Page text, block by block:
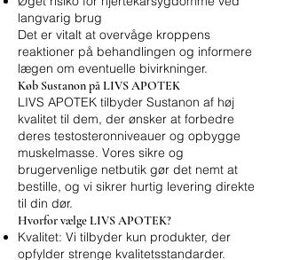
langvarig brug
Det er vitalt at overvåge kroppens
reaktioner på behandlingen og informere
lægen om eventuelle bivirkninger.
Køb Sustanon på LIVS APOTEK
LIVS APOTEK tilbyder Sustanon af høj
kvalitet til dem, der ønsker at forbedre
deres testosteronniveauer og opbygge
muskelmasse. Vores sikre og
brugervenlige netbutik gør det nemt at
bestille, og vi sikrer hurtig levering direkte
til din dør.
Hvorfor vælge LIVS APOTEK?
Kvalitet: Vi tilbyder kun produkter, der
opfylder strenge kvalitetsstandarder.